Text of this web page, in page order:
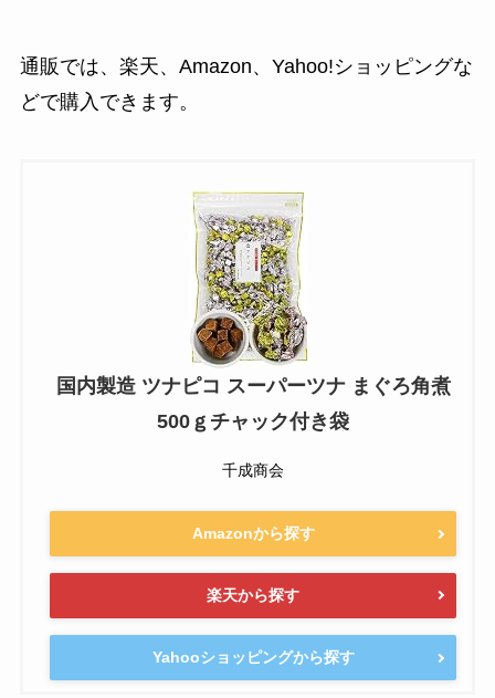
通販では、楽天、Amazon、Yahoo!ショッピングな
どで購入できます。
国内製造 ツナピコ スーパーツナ まぐろ角煮
500ｇチャック付き袋
千成商会
Amazonから探す
楽天から探す
Yahooショッピングから探す